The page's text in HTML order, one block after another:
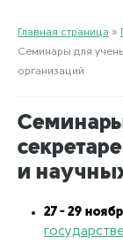
Главная страница »
Семинары для
организаций
и
27 - 29